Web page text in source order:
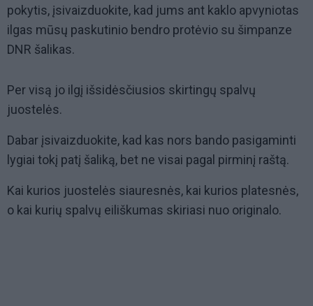
pokytis, įsivaizduokite, kad jums ant kaklo apvyniotas
ilgas mūsų paskutinio bendro protėvio su šimpanze
DNR šalikas.
Per visą jo ilgį išsidėsčiusios skirtingų spalvų
juostelės.
Dabar įsivaizduokite, kad kas nors bando pasigaminti
lygiai tokį patį šaliką, bet ne visai pagal pirminį raštą.
Kai kurios juostelės siauresnės, kai kurios platesnės,
o kai kurių spalvų eiliškumas skiriasi nuo originalo.